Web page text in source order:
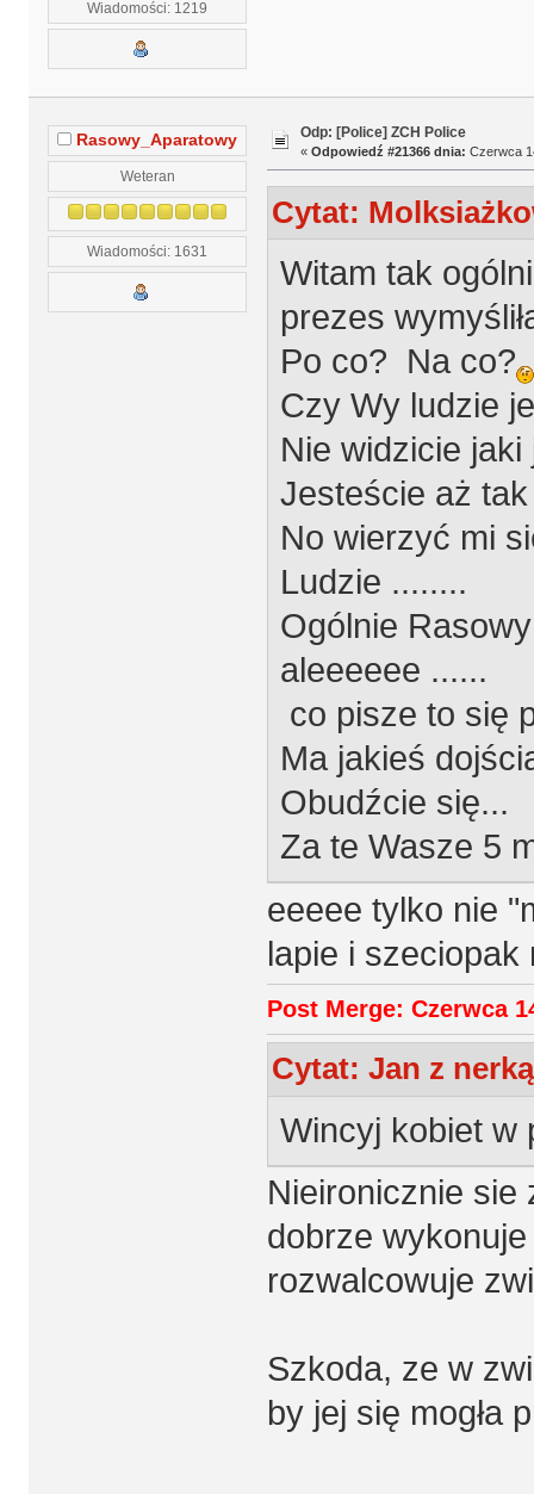
Wiadomości: 1219
Rasowy_Aparatowy
Weteran
Wiadomości: 1631
Odp: [Police] ZCH Police
« Odpowiedź #21366 dnia: Czerwca
Cytat:
Witam tak
prezes
Po co? Na co?
Czy Wy ludzie
Nie widzicie
Jesteście aż
No wierzyć mi
Ludzie ........
Ogólnie
aleeeeee ......
co pisze to się
Ma jakieś
Obudźcie się...
Za te Wasze 5
eeeee tylko nie
lapie i szeciopak
Post Merge: Czerwca
Cytat: Jan z
Wincyj kobiet w
Nieironicznie sie
dobrze
rozwalcowuje
Szkoda, ze w
by jej się mogła